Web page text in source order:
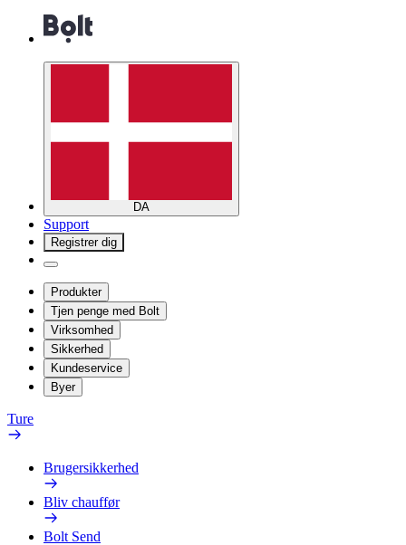
DA
Support
Registrer dig
Produkter
Tjen penge med Bolt
Virksomhed
Sikkerhed
Kundeservice
Byer
Ture
Brugersikkerhed
Bliv chauffør
Bolt Send